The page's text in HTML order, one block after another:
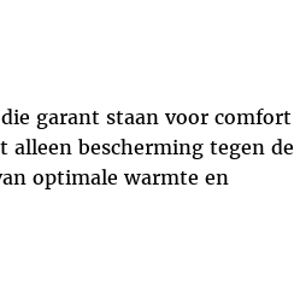
garant staan voor comfort
alleen bescherming tegen de
optimale warmte en